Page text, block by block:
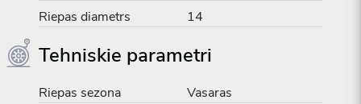
Riepas diametrs
14
Tehniskie parametri
Riepas sezona
Vasaras